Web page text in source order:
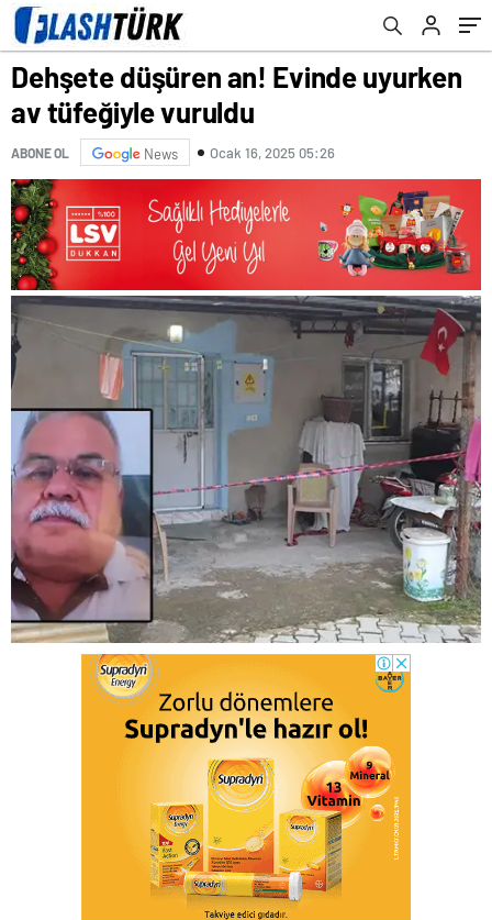
Dehşete düşüren an! Evinde uyurken
av tüfeğiyle vuruldu
ABONE OL News Ocak 16, 2025 05:26
Avukatı itiraz etti